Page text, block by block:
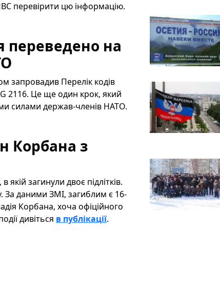
перевірити цю інформацію.
переведено на
запровадив Перелік кодів
2116. Це ще один крок, який
силами держав-членів НАТО.
Корбана з
якій загинули двоє підлітків.
За даними ЗМІ, загиблим є 16-
Корбана, хоча офіційного
дивіться в публікації.